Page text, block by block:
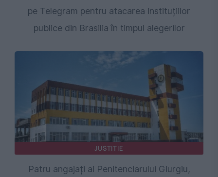
pe Telegram pentru atacarea instituțiilor
publice din Brasilia în timpul alegerilor
JUSTITIE
Patru angajați ai Penitenciarului Giurgiu,